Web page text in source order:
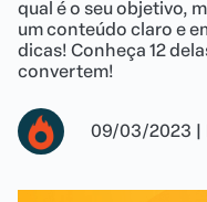
qual é o seu objetivo,
um conteúdo claro e
dicas! Conheça 12
convertem!
09/03/2023 |